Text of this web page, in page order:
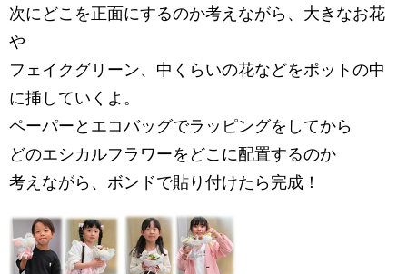
次にどこを正面にするのか考えながら、大きなお花
や
フェイクグリーン、中くらいの花などをポットの中
に挿していくよ。
ペーパーとエコバッグでラッピングをしてから
どのエシカルフラワーをどこに配置するのか
考えながら、ボンドで貼り付けたら完成！